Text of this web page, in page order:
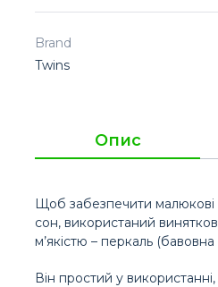
Brand
Twins
Опис
Щоб забезпечити малюкові
сон, використаний
м’якістю – перкаль (бавовна
Він простий у